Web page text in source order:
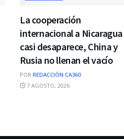
La cooperación
internacional a Nicaragua
casi desaparece, China y
Rusia no llenan el vacío
POR REDACCIÓN CA360
7 AGOSTO, 2026